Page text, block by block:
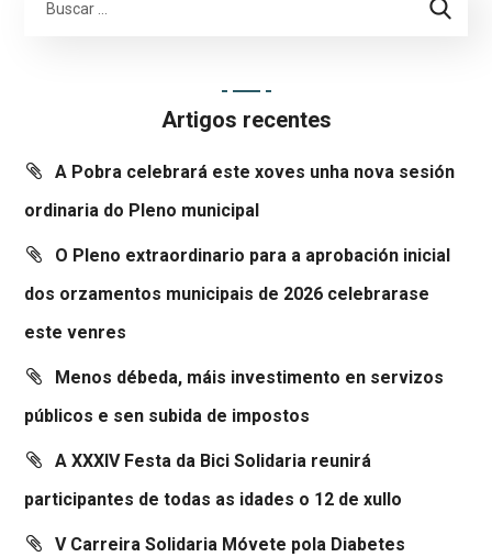
Artigos recentes
A Pobra celebrará este xoves unha nova sesión
ordinaria do Pleno municipal
O Pleno extraordinario para a aprobación inicial
dos orzamentos municipais de 2026 celebrarase
este venres
Menos débeda, máis investimento en servizos
públicos e sen subida de impostos
A XXXIV Festa da Bici Solidaria reunirá
participantes de todas as idades o 12 de xullo
V Carreira Solidaria Móvete pola Diabetes